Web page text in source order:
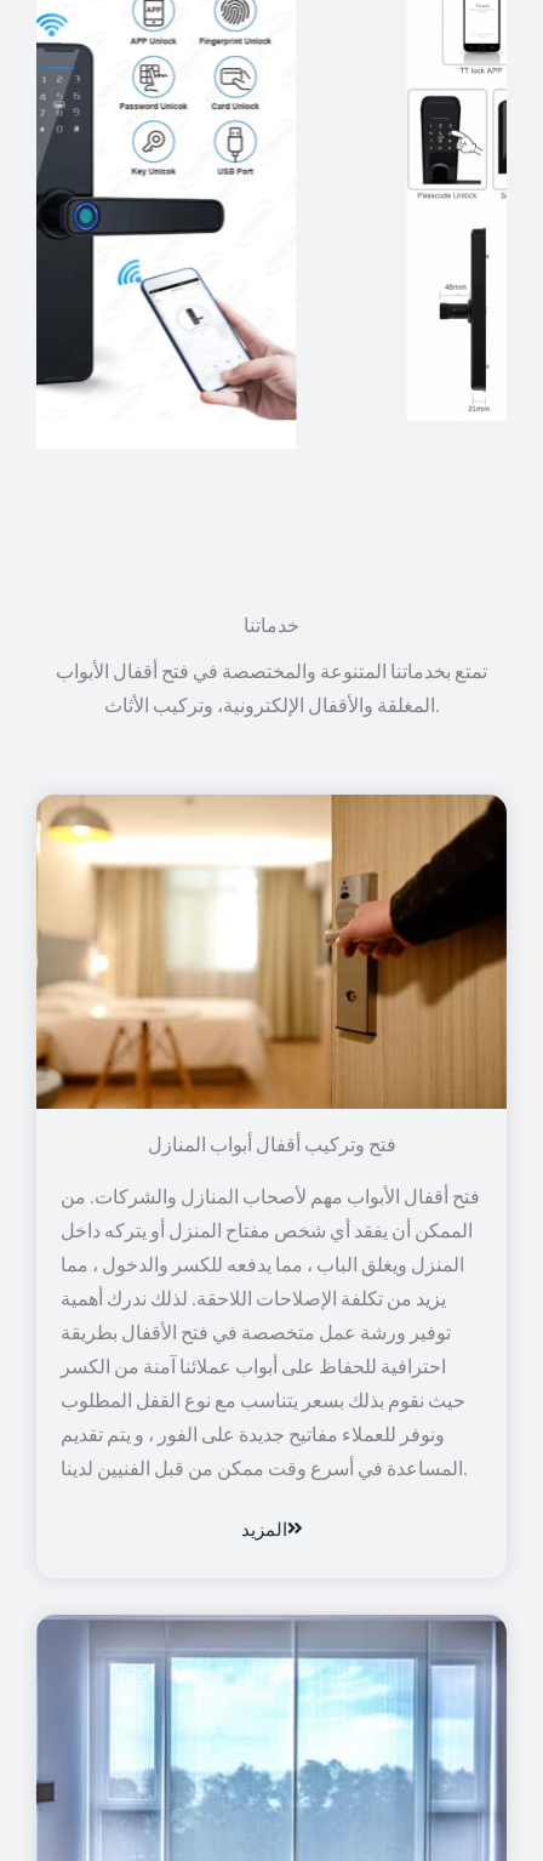
خدماتنا
تمتع بخدماتنا المتنوعة والمختصصة في فتح أقفال الأبواب
فتح وتركيب أقفال أبواب المنازل
فتح أقفال الأبواب مهم لأصحاب المنازل والشركات. من
الممكن أن يفقد أي شخص مفتاح المنزل أو يتركه داخل
المنزل ويغلق الباب ، مما يدفعه للكسر والدخول ، مما
يزيد من تكلفة الإصلاحات اللاحقة. لذلك ندرك أهمية
توفير ورشة عمل متخصصة في فتح الأقفال بطريقة
احترافية للحفاظ على أبواب عملائنا آمنة من الكسر
حيث نقوم بذلك بسعر يتناسب مع نوع القفل المطلوب
ونوفر للعملاء مفاتيح جديدة على الفور ، و يتم تقديم
المساعدة في أسرع وقت ممكن من قبل الفنيين لدينا.
المزيد